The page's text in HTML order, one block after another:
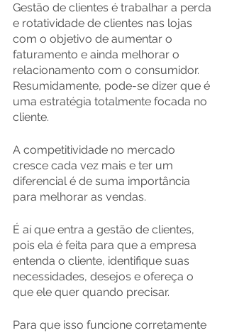
Gestão de clientes é trabalhar a perda
e rotatividade de clientes nas lojas
com o objetivo de aumentar o
faturamento e ainda melhorar o
relacionamento com o consumidor.
Resumidamente, pode-se dizer que é
uma estratégia totalmente focada no
cliente.
A competitividade no mercado
cresce cada vez mais e ter um
diferencial é de suma importância
para melhorar as vendas.
É aí que entra a gestão de clientes,
pois ela é feita para que a empresa
entenda o cliente, identifique suas
necessidades, desejos e ofereça o
que ele quer quando precisar.
Para que isso funcione corretamente